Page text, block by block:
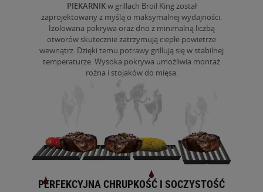
PIEKARNIKw grillach Broil King został
zaprojektowany z myślą o maksymalnej wydajności.
Izolowana pokrywa oraz dno z minimalną liczbą
otworów skutecznie zatrzymują ciepłe powietrze
wewnątrz. Dzięki temu potrawy grillują się w stabilnej
temperaturze. Wysoka pokrywa umożliwia montaż
rożna i stojaków do mięsa.
PERFEKCYJNA CHRUPKOŚĆ I SOCZYSTOŚĆ